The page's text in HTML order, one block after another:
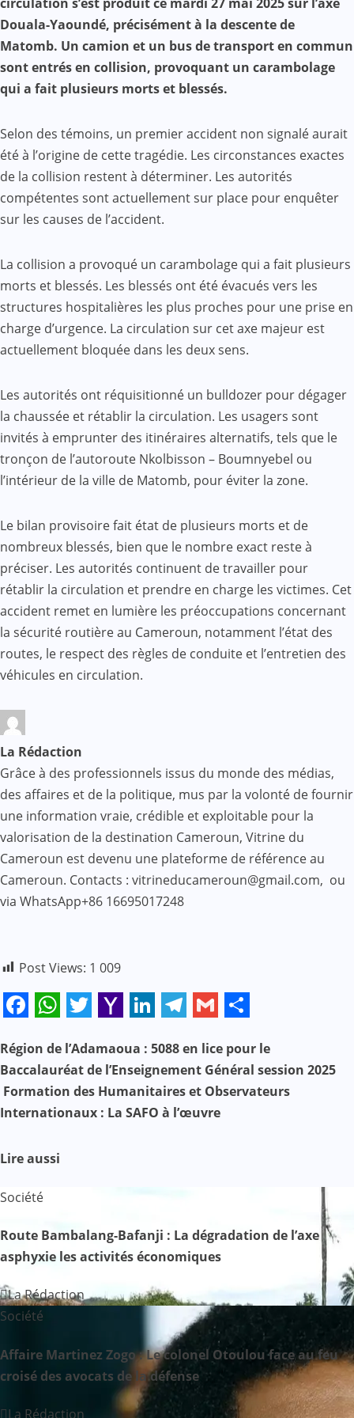
Douala-Yaoundé, précisément à la descente de
Matomb. Un camion et un bus de transport en commun
sont entrés en collision, provoquant un carambolage
qui a fait plusieurs morts et blessés.
Selon des témoins, un premier accident non signalé aurait
été à l’origine de cette tragédie. Les circonstances exactes
de la collision restent à déterminer. Les autorités
compétentes sont actuellement sur place pour enquêter
sur les causes de l’accident.
La collision a provoqué un carambolage qui a fait plusieurs
morts et blessés. Les blessés ont été évacués vers les
structures hospitalières les plus proches pour une prise en
charge d’urgence. La circulation sur cet axe majeur est
actuellement bloquée dans les deux sens.
Les autorités ont réquisitionné un bulldozer pour dégager
la chaussée et rétablir la circulation. Les usagers sont
invités à emprunter des itinéraires alternatifs, tels que le
tronçon de l’autoroute Nkolbisson – Boumnyebel ou
l’intérieur de la ville de Matomb, pour éviter la zone.
Le bilan provisoire fait état de plusieurs morts et de
nombreux blessés, bien que le nombre exact reste à
préciser. Les autorités continuent de travailler pour
rétablir la circulation et prendre en charge les victimes. Cet
accident remet en lumière les préoccupations concernant
la sécurité routière au Cameroun, notamment l’état des
routes, le respect des règles de conduite et l’entretien des
véhicules en circulation.
La Rédaction
Grâce à des professionnels issus du monde des médias,
des affaires et de la politique, mus par la volonté de fournir
une information vraie, crédible et exploitable pour la
valorisation de la destination Cameroun, Vitrine du
Cameroun est devenu une plateforme de référence au
Cameroun. Contacts : vitrineducameroun@gmail.com, ou
via WhatsApp+86 16695017248
Post Views: 1 009
Mail
N
a
v
i
g
t
i
o
n
d
Région de l’Adamaoua : 5088 en lice pour le
Baccalauréat de l’Enseignement Général session 2025
Formation des Humanitaires et Observateurs
Internationaux : La SAFO à l’œuvre
Lire aussi
Société
Route Bambalang-Bafanji : La dégradation de l’axe
asphyxie les activités économiques
La Rédaction
Société
Affaire Martinez Zogo : Le colonel Otoulou face au feu
croisé des avocats de la défense
La Rédaction